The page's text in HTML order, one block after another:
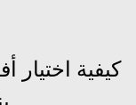
كيفية